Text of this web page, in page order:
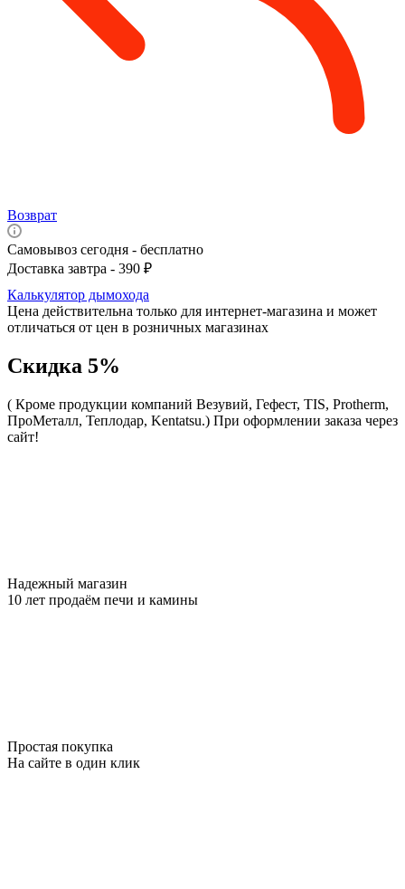
Возврат
Самовывоз сегодня - бесплатно
Доставка завтра - 390 ₽
Калькулятор дымохода
Цена действительна только для интернет-магазина и может
отличаться от цен в розничных магазинах
Скидка 5%
( Кроме продукции компаний Везувий, Гефест, TIS, Protherm,
ПроМеталл, Теплодар, Kentatsu.) При оформлении заказа через
сайт!
Надежный магазин
10 лет продаём печи и камины
Простая покупка
На сайте в один клик